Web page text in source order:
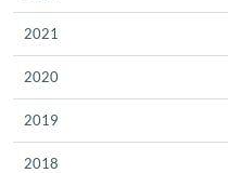
2021
2020
2019
2018